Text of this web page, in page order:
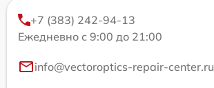
+7 (383) 242-94-13
Ежедневно с 9:00 до 21:00
info@vectoroptics-repair-center.ru